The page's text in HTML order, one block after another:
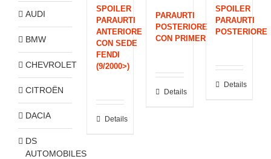
SPOILER
PARAURTI
ANTERIORE
CON SEDE
FENDI
(9/2000>)
Details
PARAURTI
POSTERIORE
CON PRIMER
Details
SPOILER
PARAURTI
POSTERIORE
Details
AUDI
BMW
CHEVROLET
CITROËN
DACIA
DS
AUTOMOBILES